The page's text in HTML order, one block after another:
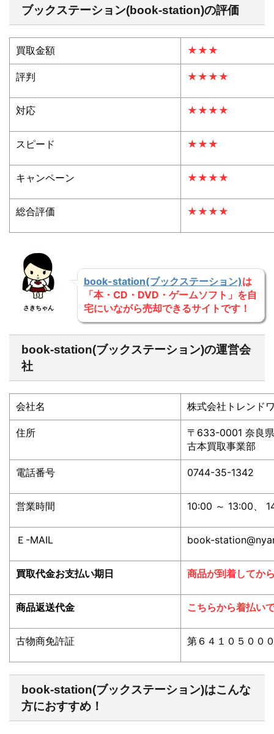
ブックステーション(book-station)の評価
買取金額 ★★★
評判 ★★★★
対応 ★★★★
スピード ★★★
キャンペーン ★★★★
総合評価 ★★★★
さきちゃん
book-station(ブックステーション)は
「本・CD・DVD・ゲームソフト」を自
宅にいながら売却できるサイトです！
book-station(ブックステーション)の運営会
社
会社名 株式会社トレンド
住所
〒633-0001 奈良
古本買取事業部
電話番号 0744-35-1342
営業時間 10:00 ～ 13:00、
Ｅ-MAIL book-
買取代金お支払い期日 商品が到着してか
商品返送代金 こちらから着払い
古物商免許証 第６４１０５００
book-station(ブックステーション)はこんな
方におすすめ！